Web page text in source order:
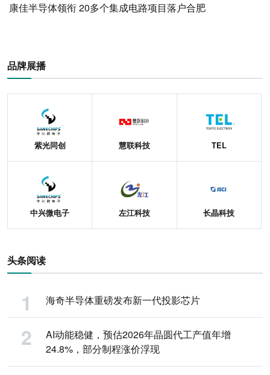
康佳半导体领衔 20多个集成电路项目落户合肥
品牌展播
紫光同创 慧联科技 TEL
中兴微电子 左江科技 长晶科技
头条阅读
海奇半导体重磅发布新一代投影芯片
AI动能稳健，预估2026年晶圆代工产值年增
24.8%，部分制程涨价浮现